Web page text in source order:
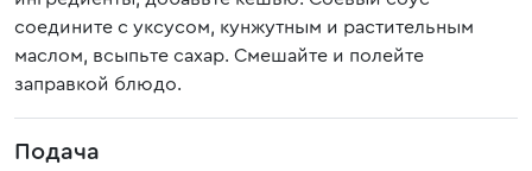
соедините с уксусом, кунжутным и растительным
маслом, всыпьте сахар. Смешайте и полейте
заправкой блюдо.
Подача